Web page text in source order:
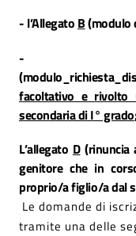
- l’Allegato B(modulo
-
facoltativo e rivolto
secondaria di I° grado
L’allegato D(rinuncia
genitore che in
proprio/a figlio/a dal
Le domande di
tramite una delle